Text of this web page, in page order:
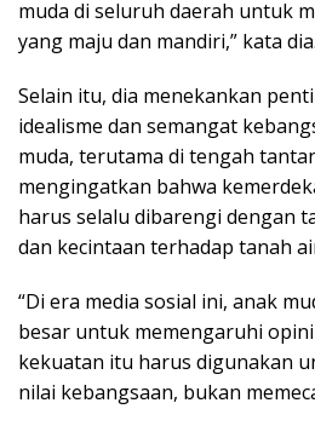
muda di seluruh daerah untuk
yang maju dan mandiri,” kata dia.
Selain itu, dia menekankan
idealisme dan semangat
muda, terutama di tengah
mengingatkan bahwa
harus selalu dibarengi dengan
dan kecintaan terhadap tanah
“Di era media sosial ini, anak
besar untuk memengaruhi
kekuatan itu harus digunakan
nilai kebangsaan, bukan